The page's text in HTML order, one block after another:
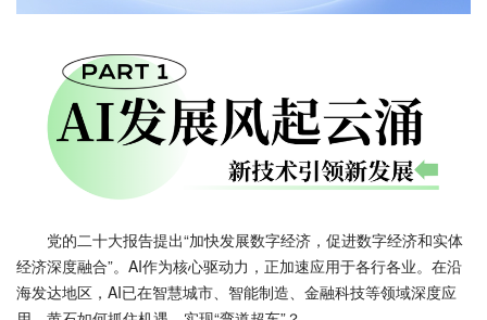
党的二十大报告提出“加快发展数字经济，促进数字经济和实体
经济深度融合”。AI作为核心驱动力，正加速应用于各行各业。在沿
海发达地区，AI已在智慧城市、智能制造、金融科技等领域深度应